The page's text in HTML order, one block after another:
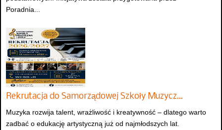
Poradnia...
Rekrutacja do Samorządowej Szkoły Muzycz…
Muzyka rozwija talent, wrażliwość i kreatywność – dlatego warto
zadbać o edukację artystyczną już od najmłodszych lat.